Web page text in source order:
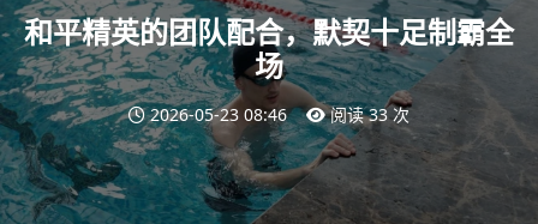
和平精英的团队配合，默契十足制霸全
场
2026-05-23 08:46 阅读 33 次